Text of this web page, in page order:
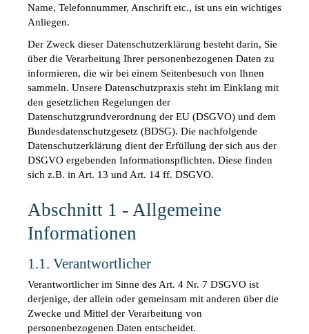
Name, Telefonnummer, Anschrift etc., ist uns ein wichtiges
Anliegen.
Der Zweck dieser Datenschutzerklärung besteht darin, Sie
über die Verarbeitung Ihrer personenbezogenen Daten zu
informieren, die wir bei einem Seitenbesuch von Ihnen
sammeln. Unsere Datenschutzpraxis steht im Einklang mit
den gesetzlichen Regelungen der
Datenschutzgrundverordnung der EU (DSGVO) und dem
Bundesdatenschutzgesetz (BDSG). Die nachfolgende
Datenschutzerklärung dient der Erfüllung der sich aus der
DSGVO ergebenden Informationspflichten. Diese finden
sich z.B. in Art. 13 und Art. 14 ff. DSGVO.
Abschnitt 1 - Allgemeine
Informationen
1.1. Verantwortlicher
Verantwortlicher im Sinne des Art. 4 Nr. 7 DSGVO ist
derjenige, der allein oder gemeinsam mit anderen über die
Zwecke und Mittel der Verarbeitung von
personenbezogenen Daten entscheidet.